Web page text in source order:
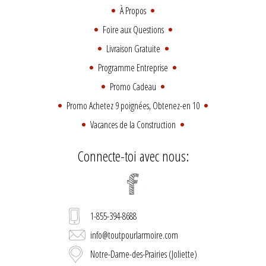
À Propos
Foire aux Questions
Livraison Gratuite
Programme Entreprise
Promo Cadeau
Promo Achetez 9 poignées, Obtenez-en 10
Vacances de la Construction
Connecte-toi avec nous:
1-855-394-8688
info@toutpourlarmoire.com
Notre-Dame-des-Prairies (Joliette)